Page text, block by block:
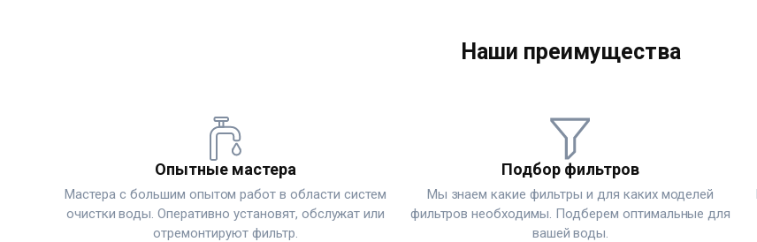
Наши преимущества
Опытные мастера
Мастера с большим опытом работ в области систем
очистки воды. Оперативно установят, обслужат или
отремонтируют фильтр.
Подбор фильтров
Мы знаем какие фильтры и для каких моделей
фильтров необходимы. Подберем оптимальные для
вашей воды.